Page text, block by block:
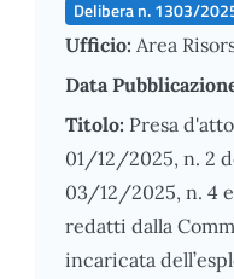
Delibera n. 1303/
Ufficio: Area
Data
Titolo: Presa
01/12/2025, n. 2
03/12/2025, n. 4
redatti dalla
incaricata